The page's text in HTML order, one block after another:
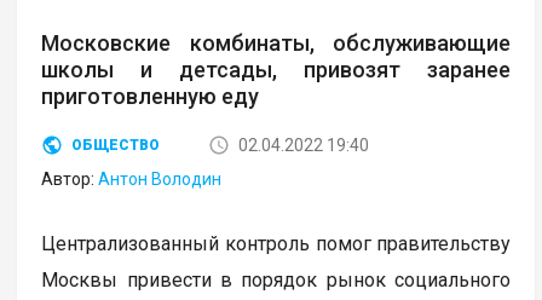
Московские комбинаты, обслуживающие
школы и детсады, привозят заранее
приготовленную еду
ОБЩЕСТВО
02.04.2022 19:40
Автор:Антон Володин
Централизованный контроль помог правительству
Москвы привести в порядок рынок социального